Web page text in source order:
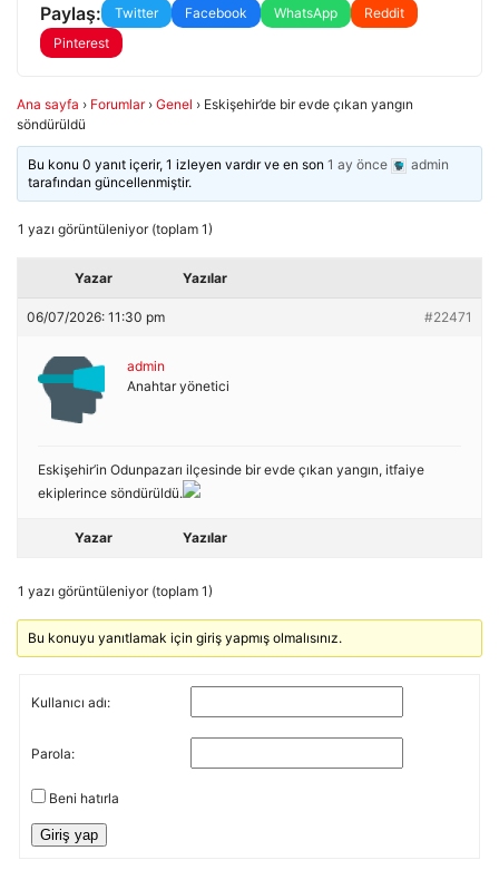
Paylaş: Twitter Facebook WhatsApp
Reddit
Pinterest
Ana sayfa › Forumlar › Genel › Eskişehir’de bir evde çıkan yangın
söndürüldü
Bu konu 0 yanıt içerir, 1 izleyen vardır ve en son1 ay önce
admin
tarafından güncellenmiştir.
1 yazı görüntüleniyor (toplam 1)
Yazar Yazılar
06/07/2026: 11:30 pm #22471
admin
Anahtar yönetici
Eskişehir’in Odunpazarı ilçesinde bir evde çıkan yangın, itfaiye
ekiplerince söndürüldü.
Yazar Yazılar
1 yazı görüntüleniyor (toplam 1)
Bu konuyu yanıtlamak için giriş yapmış olmalısınız.
Kullanıcı adı:
Parola:
Beni hatırla
Giriş yap